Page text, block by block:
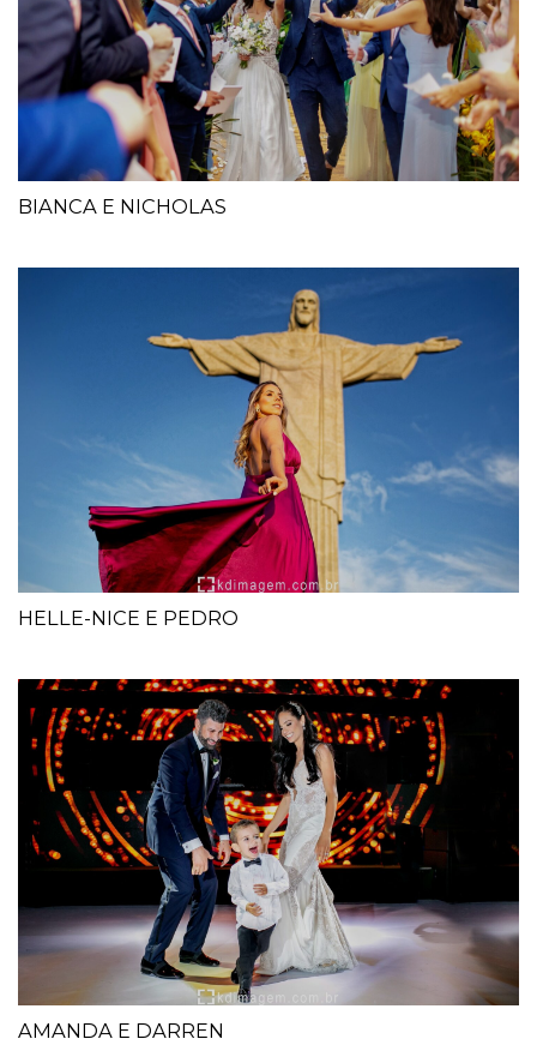
BIANCA E NICHOLAS
HELLE-NICE E PEDRO
AMANDA E DARREN